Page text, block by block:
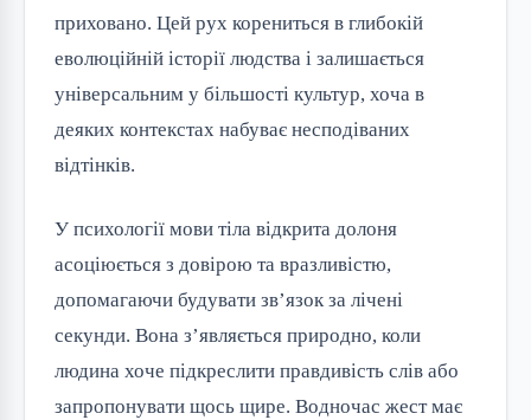
приховано. Цей рух корениться в глибокій
еволюційній історії людства і залишається
універсальним у більшості культур, хоча в
деяких контекстах набуває несподіваних
відтінків.
У психології мови тіла відкрита долоня
асоціюється з довірою та вразливістю,
допомагаючи будувати зв’язок за лічені
секунди. Вона з’являється природно, коли
людина хоче підкреслити правдивість слів або
запропонувати щось щире. Водночас жест має